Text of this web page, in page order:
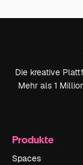
Die kreative
Mehr als 1
Produkte
Spaces